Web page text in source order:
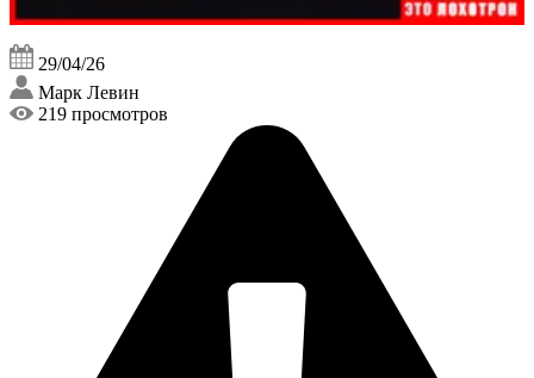
29/04/26
Марк Левин
219 просмотров